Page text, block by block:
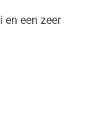
en een zeer